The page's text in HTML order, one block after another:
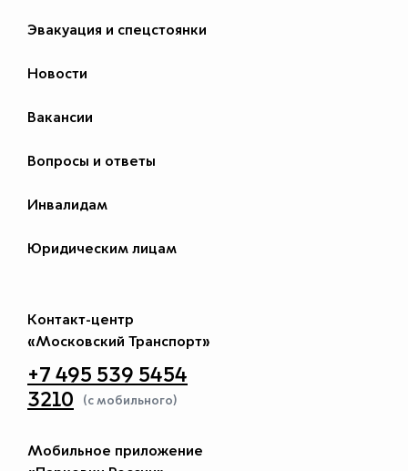
Эвакуация и спецстоянки
Новости
Вакансии
Вопросы и ответы
Инвалидам
Юридическим лицам
Контакт-центр
«Московский Транспорт»
+7 495 539 5454
3210
(с мобильного)
Мобильное приложение